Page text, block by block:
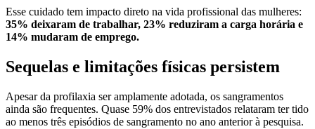
Esse cuidado tem impacto direto na vida profissional das mulheres:
35% deixaram de trabalhar, 23% reduziram a carga horária e
14% mudaram de emprego.
Sequelas e limitações físicas persistem
Apesar da profilaxia ser amplamente adotada, os sangramentos
ainda são frequentes. Quase 59% dos entrevistados relataram ter tido
ao menos três episódios de sangramento no ano anterior à pesquisa.